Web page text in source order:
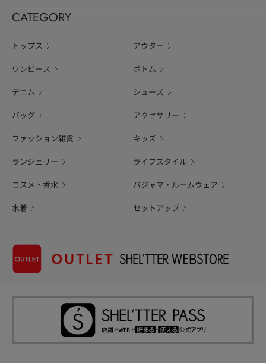
CATEGORY
トップス アウター
ワンピース ボトム
デニム シューズ
バッグ アクセサリー
ファッション雑貨 キッズ
ランジェリー ライフスタイル
コスメ・香水 パジャマ・ルームウェア
水着 セットアップ